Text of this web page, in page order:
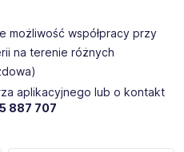
możliwość współpracy przy
na terenie różnych
aplikacyjnego lub o kontakt
887 707